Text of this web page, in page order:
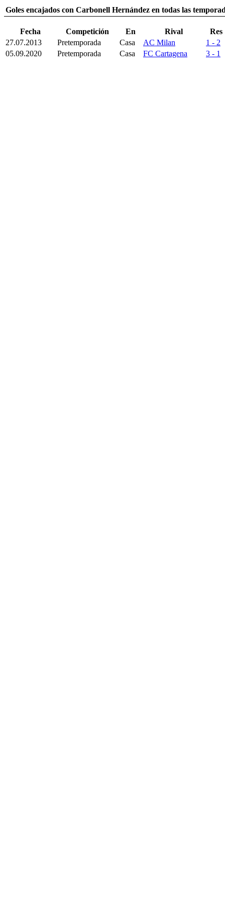
Goles encajados con Carbonell Hernández en todas las
Fecha Competición En Rival
Res
27.07.2013
Pretemporada Casa AC Milan
1 - 2
05.09.2020
Pretemporada Casa FC Cartagena 3 - 1